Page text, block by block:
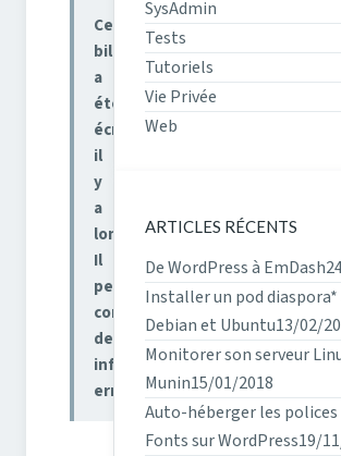
Ce
billet
a
été
écrit
il
y
a
longtemps.
Il
peut
contenir
des
informations
erronées.
SysAdmin
Tests
Tutoriels
Vie Privée
Web
ARTICLES RÉCENTS
De WordPress à EmDash
Installer un pod diaspora*
Debian et Ubuntu13/02/
Monitorer son serveur
Munin15/01/2018
Auto-héberger les polices
Fonts sur WordPress19/